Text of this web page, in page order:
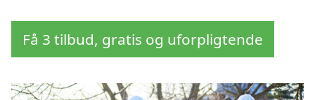
Få 3 tilbud, gratis og uforpligtende